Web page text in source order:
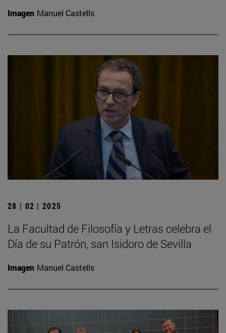
Imagen Manuel Castells
28 | 02 | 2025
La Facultad de Filosofía y Letras celebra el
Día de su Patrón, san Isidoro de Sevilla
Imagen Manuel Castells